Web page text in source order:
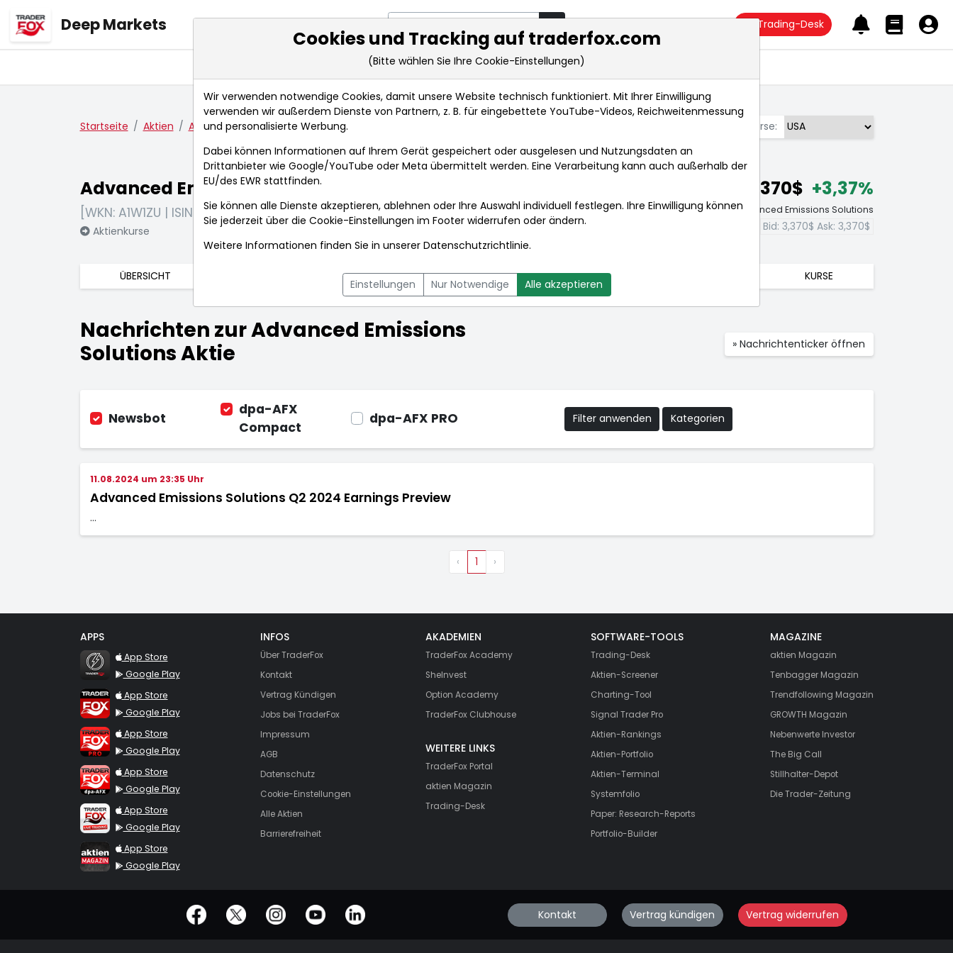
Deep Markets Trading-Desk
Markt-Analysen Market Tools Realtimekurse Nachrichten
Startseite Aktien Advanced Emissions Solutions Börse:
Advanced Emissions Solutions
[WKN: A1W1ZU | ISIN: US00770C1018]
Aktienkurse
3,370$ +3,37%
Echtzeit-Aktienkurs Advanced Emissions Solutions
Bid: 3,370$ Ask: 3,370$
ÜBERSICHT NACHRICHTEN CHARTTOOL KURSE
Nachrichten zur Advanced Emissions
Solutions Aktie
» Nachrichtenticker öffnen
Newsbot
dpa-AFX
Compact
dpa-AFX PRO Filter anwenden Kategorien
11.08.2024 um 23:35 Uhr
Advanced Emissions Solutions Q2 2024 Earnings Preview
…
‹ 1 ›
APPS
TraderFox Flash
App Store
Google Play
TraderFox App
App Store
Google Play
TraderFox Pro
App Store
Google Play
TraderFox dpa-AFX ProFeed
App Store
Google Play
TraderFox Live Trading
App Store
Google Play
TraderFox aktien Magazin
App Store
Google Play
INFOS
Über TraderFox
Kontakt
Vertrag Kündigen
Jobs bei TraderFox
Impressum
AGB
Datenschutz
Cookie-Einstellungen
Alle Aktien
Barrierefreiheit
AKADEMIEN
TraderFox Academy
SheInvest
Option Academy
TraderFox Clubhouse
WEITERE LINKS
TraderFox Portal
aktien Magazin
Trading-Desk
SOFTWARE-TOOLS
Trading-Desk
Aktien-Screener
Charting-Tool
Signal Trader Pro
Aktien-Rankings
Aktien-Portfolio
Aktien-Terminal
Systemfolio
Paper: Research-Reports
Portfolio-Builder
MAGAZINE
aktien Magazin
Tenbagger Magazin
Trendfollowing Magazin
GROWTH Magazin
Nebenwerte Investor
The Big Call
Stillhalter-Depot
Die Trader-Zeitung
offizielle Social Media-Accounts
Kontakt Vertrag kündigen Vertrag widerrufen
Cookies und Tracking auf traderfox.com
(Bitte wählen Sie Ihre Cookie-Einstellungen)
Wir verwenden notwendige Cookies, damit unsere Website technisch funktioniert. Mit Ihrer Einwilligung
verwenden wir außerdem Dienste von Partnern, z. B. für eingebettete YouTube-Videos, Reichweitenmessung
und personalisierte Werbung.
Dabei können Informationen auf Ihrem Gerät gespeichert oder ausgelesen und Nutzungsdaten an
Drittanbieter wie Google/YouTube oder Meta übermittelt werden. Eine Verarbeitung kann auch außerhalb der
EU/des EWR stattfinden.
Sie können alle Dienste akzeptieren, ablehnen oder Ihre Auswahl individuell festlegen. Ihre Einwilligung können
Sie jederzeit über die Cookie-Einstellungen im Footer widerrufen oder ändern.
Weitere Informationen finden Sie in unserer Datenschutzrichtlinie.
Einstellungen Nur Notwendige Alle akzeptieren